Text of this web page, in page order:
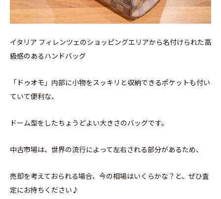
イタリア フィレンツェのショッピングエリアから名付けられた高
級感のあるハンドバッグ
「ドゥオモ」内部に小物をスッキリと収納できるポケットも付い
ていて便利な、
ドーム型をしたちょうどよい大きさのバッグです。
中古市場は、世界の流行によって左右される部分があるため、
売却を考えておられる場合、今の相場はいくらかな？と、ぜひ査
定にお持ちください♪